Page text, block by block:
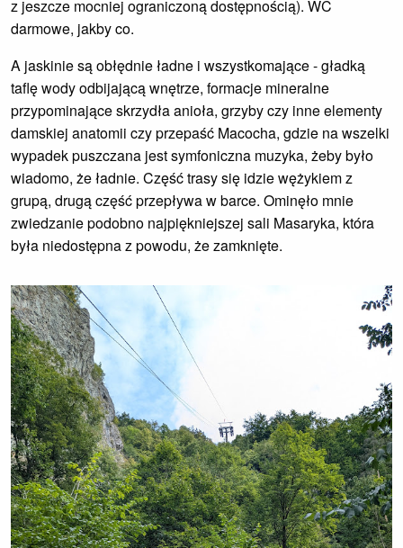
z jeszcze mocniej ograniczoną dostępnością). WC
darmowe, jakby co.
A jaskinie są obłędnie ładne i wszystkomające - gładką
taflę wody odbijającą wnętrze, formacje mineralne
przypominające skrzydła anioła, grzyby czy inne elementy
damskiej anatomii czy przepaść Macocha, gdzie na wszelki
wypadek puszczana jest symfoniczna muzyka, żeby było
wiadomo, że ładnie. Część trasy się idzie wężykiem z
grupą, drugą część przepływa w barce. Ominęło mnie
zwiedzanie podobno najpiękniejszej sali Masaryka, która
była niedostępna z powodu, że zamknięte.